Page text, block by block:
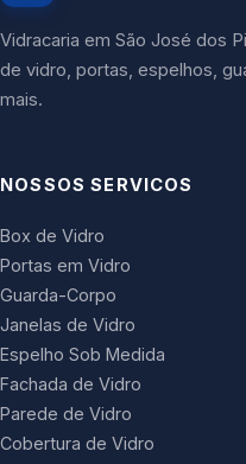
Vidracaria em São José dos
de vidro, portas, espelhos,
mais.
NOSSOS SERVICOS
Box de Vidro
Portas em Vidro
Guarda-Corpo
Janelas de Vidro
Espelho Sob Medida
Fachada de Vidro
Parede de Vidro
Cobertura de Vidro